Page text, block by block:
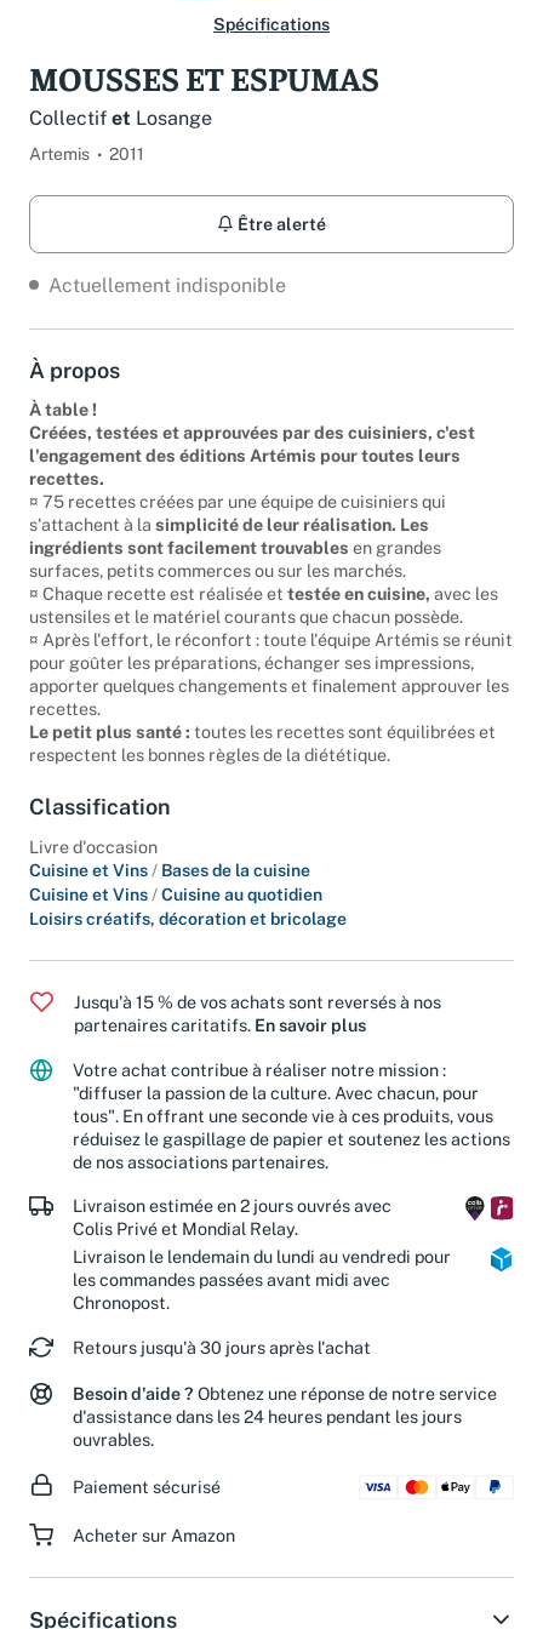
Spécifications
MOUSSES ET ESPUMAS
Collectif et Losange
Artemis 2011
Être alerté
Actuellement indisponible
À propos
À table !
Créées, testées et approuvées par des cuisiniers, c'est
l'engagement des éditions Artémis pour toutes leurs
recettes.
¤ 75 recettes créées par une équipe de cuisiniers qui
s'attachent à la simplicité de leur réalisation. Les
ingrédients sont facilement trouvables en grandes
surfaces, petits commerces ou sur les marchés.
¤ Chaque recette est réalisée et testée en cuisine, avec les
ustensiles et le matériel courants que chacun possède.
¤ Après l'effort, le réconfort : toute l'équipe Artémis se réunit
pour goûter les préparations, échanger ses impressions,
apporter quelques changements et finalement approuver les
recettes.
Le petit plus santé : toutes les recettes sont équilibrées et
respectent les bonnes règles de la diététique.
Classification
Livre d'occasion
Cuisine et Vins / Bases de la cuisine
Cuisine et Vins /Cuisine au quotidien
Loisirs créatifs, décoration et bricolage
Jusqu'à 15 % de vos achats sont reversés à nos
partenaires caritatifs. En savoir plus
Votre achat contribue à réaliser notre mission :
"diffuser la passion de la culture. Avec chacun, pour
tous". En offrant une seconde vie à ces produits, vous
réduisez le gaspillage de papier et soutenez les actions
de nos associations partenaires.
Livraison estimée en 2 jours ouvrés avec
Colis Privé et Mondial Relay.
Livraison le lendemain du lundi au vendredi pour
les commandes passées avant midi avec
Chronopost.
Retours jusqu'à 30 jours après l'achat
Besoin d'aide ? Obtenez une réponse de notre service
d'assistance dans les 24 heures pendant les jours
ouvrables.
Paiement sécurisé
Acheter sur Amazon
Spécifications